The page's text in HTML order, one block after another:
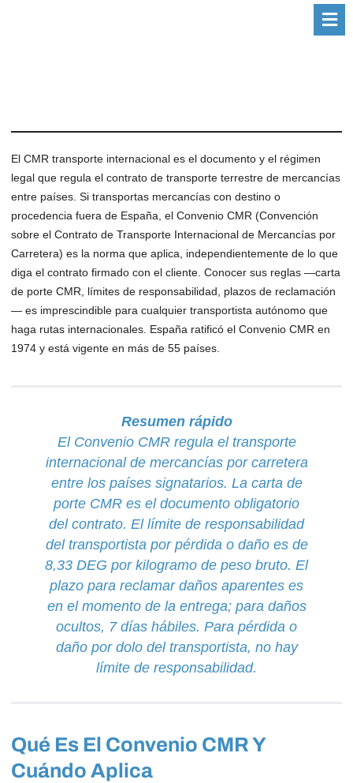
El CMR transporte internacional es el documento y el régimen
legal que regula el contrato de transporte terrestre de mercancías
entre países. Si transportas mercancías con destino o
procedencia fuera de España, el Convenio CMR (Convención
sobre el Contrato de Transporte Internacional de Mercancías por
Carretera) es la norma que aplica, independientemente de lo que
diga el contrato firmado con el cliente. Conocer sus reglas —carta
de porte CMR, límites de responsabilidad, plazos de reclamación
— es imprescindible para cualquier transportista autónomo que
haga rutas internacionales. España ratificó el Convenio CMR en
1974 y está vigente en más de 55 países.
Resumen rápido
El Convenio CMR regula el transporte
internacional de mercancías por carretera
entre los países signatarios. La carta de
porte CMR es el documento obligatorio
del contrato. El límite de responsabilidad
del transportista por pérdida o daño es de
8,33 DEG por kilogramo de peso bruto. El
plazo para reclamar daños aparentes es
en el momento de la entrega; para daños
ocultos, 7 días hábiles. Para pérdida o
daño por dolo del transportista, no hay
límite de responsabilidad.
Qué Es El Convenio CMR Y
Cuándo Aplica